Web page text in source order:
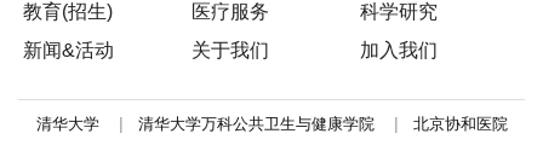
教育(招生) 医疗服务
科学研究
新闻&活动
关于我们 加入我们
清华大学 | 清华大学万科公共卫生与健康学院 | 北京协和医院